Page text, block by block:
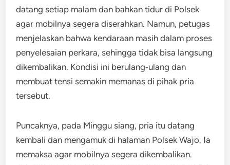
datang setiap malam dan bahkan tidur di Polsek
agar mobilnya segera diserahkan. Namun, petugas
menjelaskan bahwa kendaraan masih dalam proses
penyelesaian perkara, sehingga tidak bisa langsung
dikembalikan. Kondisi ini berulang‑ulang dan
membuat tensi semakin memanas di pihak pria
tersebut.
Puncaknya, pada Minggu siang, pria itu datang
kembali dan mengamuk di halaman Polsek Wajo. Ia
memaksa agar mobilnya segera dikembalikan.